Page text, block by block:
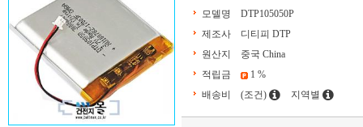
모델명
DTP105050P
제조사
디티피 DTP
원산지
중국 China
적립금
1 %
배송비
(조건) 지역별